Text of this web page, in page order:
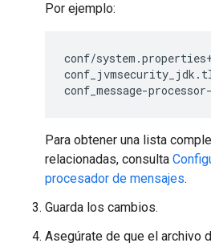
Por ejemplo:
conf/
conf_message-processor-
Para obtener una lista
relacionadas, consulta
procesador de mensajes.
Guarda los cambios.
Asegúrate de que el archivo